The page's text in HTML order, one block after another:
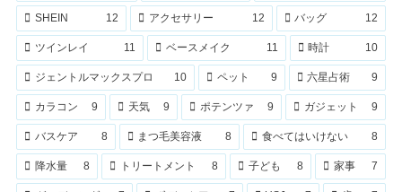
SHEIN 12 アクセサリー 12 バッグ 12
ツインレイ 11 ベースメイク 11 時計 10
ジェントルマックスプロ 10 ペット 9 六星占術 9
カラコン 9 天気 9 ポテンツァ 9 ガジェット 9
バスケア 8 まつ毛美容液 8 食べてはいけない 8
降水量 8 トリートメント 8 子ども 8 家事 7